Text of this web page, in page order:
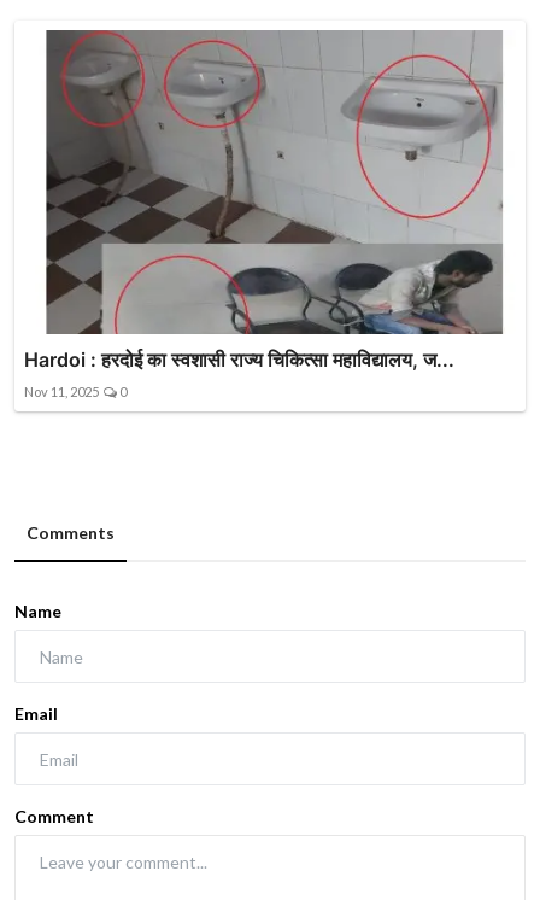
Hardoi : हरदोई का स्वशासी राज्य चिकित्सा महाविद्यालय, ज...
Nov 11, 2025 0
Comments
Name
Email
Comment